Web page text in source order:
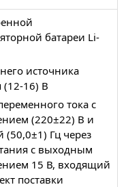
батареи Li-
источника
(12-16) В
тока с
(220±22) В и
(50,0±1) Гц через
с выходным
15 В, входящий
поставки